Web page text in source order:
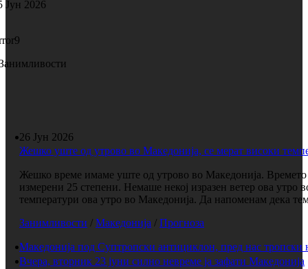
Јун 2026
26 Јун 2026
Жешко уште од утрово во Македонија, се мерат високи
Жешко време имаме уште од утрово во Македонија. Времето
измерени 25 степени. Немаше некој изразен ветер ова
температури ова утро во Македонија. Да напоменам дека
Занимливости / Македонија / Прогноза
Македонија под Суптропски антициклон, пред нас тропски
Вчера, вторник 23 јуни силно невреме ја зафати Македонија